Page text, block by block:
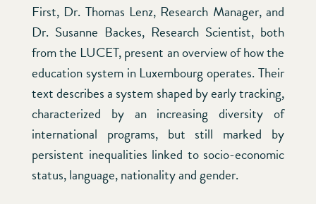
First, Dr. Thomas Lenz, Research Manager, and
Dr. Susanne Backes, Research Scientist, both
from the LUCET, present an overview of how the
education system in Luxembourg operates. Their
text describes a system shaped by early tracking,
characterized by an increasing diversity of
international programs, but still marked by
persistent inequalities linked to socio-economic
status, language, nationality and gender.